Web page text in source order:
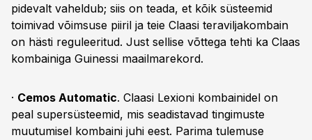
pidevalt vaheldub; siis on teada, et kõik süsteemid
toimivad võimsuse piiril ja teie Claasi teraviljakombain
on hästi reguleeritud. Just sellise võttega tehti ka Claas
kombainiga Guinessi maailmarekord.
· Cemos Automatic. Claasi Lexioni kombainidel on
peal supersüsteemid, mis seadistavad tingimuste
muutumisel kombaini juhi eest. Parima tulemuse